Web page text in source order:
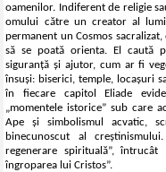
oamenilor. Indiferent de religie
omului către un creator al
permanent un Cosmos
să se poată orienta. El caută
siguranță și ajutor, cum ar fi
însuși: biserici, temple, locașuri
în fiecare capitol Eliade
„momentele istorice” sub care
Ape și simbolismul acvatic,
binecunoscut al
regenerare spirituală”, întrucât
îngroparea lui Cristos”.